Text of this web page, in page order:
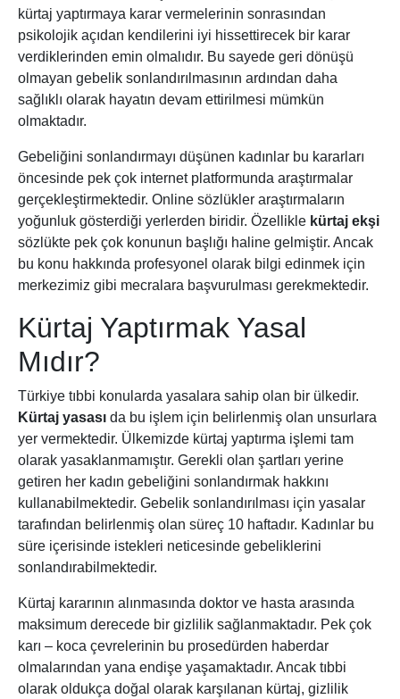
kürtaj yaptırmaya karar vermelerinin sonrasından
psikolojik açıdan kendilerini iyi hissettirecek bir karar
verdiklerinden emin olmalıdır. Bu sayede geri dönüşü
olmayan gebelik sonlandırılmasının ardından daha
sağlıklı olarak hayatın devam ettirilmesi mümkün
olmaktadır.
Gebeliğini sonlandırmayı düşünen kadınlar bu kararları
öncesinde pek çok internet platformunda araştırmalar
gerçekleştirmektedir. Online sözlükler araştırmaların
yoğunluk gösterdiği yerlerden biridir. Özellikle kürtaj ekşi
sözlükte pek çok konunun başlığı haline gelmiştir. Ancak
bu konu hakkında profesyonel olarak bilgi edinmek için
merkezimiz gibi mecralara başvurulması gerekmektedir.
Kürtaj Yaptırmak Yasal
Mıdır?
Türkiye tıbbi konularda yasalara sahip olan bir ülkedir.
Kürtaj yasası da bu işlem için belirlenmiş olan unsurlara
yer vermektedir. Ülkemizde kürtaj yaptırma işlemi tam
olarak yasaklanmamıştır. Gerekli olan şartları yerine
getiren her kadın gebeliğini sonlandırmak hakkını
kullanabilmektedir. Gebelik sonlandırılması için yasalar
tarafından belirlenmiş olan süreç 10 haftadır. Kadınlar bu
süre içerisinde istekleri neticesinde gebeliklerini
sonlandırabilmektedir.
Kürtaj kararının alınmasında doktor ve hasta arasında
maksimum derecede bir gizlilik sağlanmaktadır. Pek çok
karı – koca çevrelerinin bu prosedürden haberdar
olmalarından yana endişe yaşamaktadır. Ancak tıbbi
olarak oldukça doğal olarak karşılanan kürtaj, gizlilik